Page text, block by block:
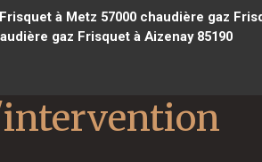
à Metz 57000chaudière gaz
gaz Frisquet à Aizenay 85190